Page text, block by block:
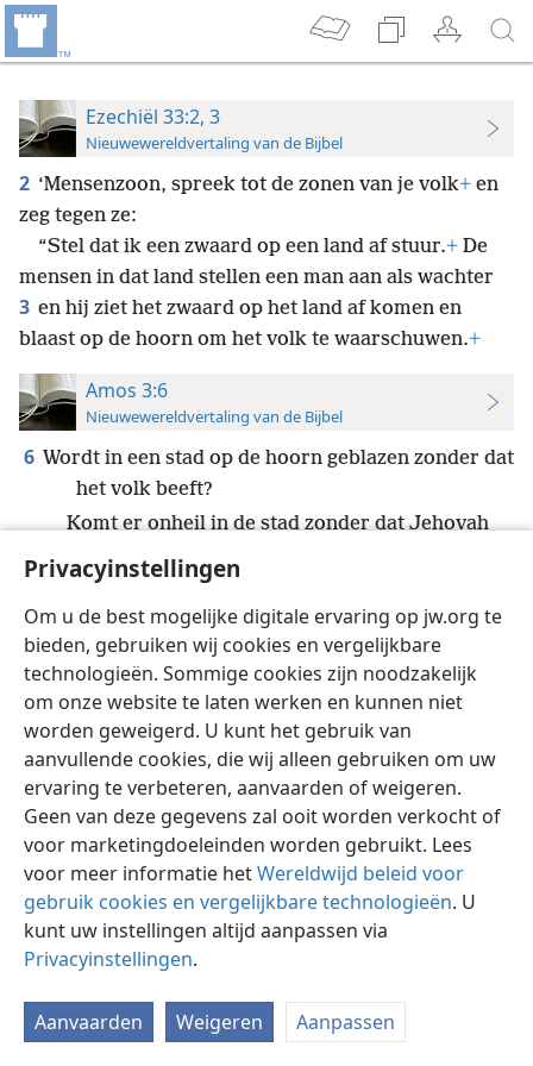
Privacyinstellingen
Om u de best mogelijke digitale ervaring op jw.org te
bieden, gebruiken wij cookies en vergelijkbare
technologieën. Sommige cookies zijn noodzakelijk
om onze website te laten werken en kunnen niet
worden geweigerd. U kunt het gebruik van
aanvullende cookies, die wij alleen gebruiken om uw
ervaring te verbeteren, aanvaarden of weigeren.
Geen van deze gegevens zal ooit worden verkocht of
voor marketingdoeleinden worden gebruikt. Lees
voor meer informatie hetWereldwijd beleid voor
gebruik cookies en vergelijkbare technologieën. U
kunt uw instellingen altijd aanpassen via
Privacyinstellingen.
Aanvaarden Weigeren Aanpassen
Ezechiël 33:2, 3
Nieuwewereldvertaling van de Bijbel
2 ‘Mensenzoon, spreek tot de zonen van je volk+ en
zeg tegen ze:
“Stel dat ik een zwaard op een land af stuur.+ De
mensen in dat land stellen een man aan als wachter
3 en hij ziet het zwaard op het land af komen en
blaast op de hoorn om het volk te waarschuwen.+
Amos 3:6
Nieuwewereldvertaling van de Bijbel
6 Wordt in een stad op de hoorn geblazen zonder dat
het volk beeft?
Komt er onheil in de stad zonder dat Jehovah
heeft gehandeld?
Nederlands Instellingen
Copyright © 2026 Watch Tower Bible and Tract Society of Pennsylvania
Gebruiksvoorwaarden Privacybeleid
Privacyinstellingen
JW.ORG
Inloggen